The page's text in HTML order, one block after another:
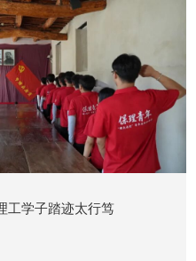
工学子踏迹太行笃